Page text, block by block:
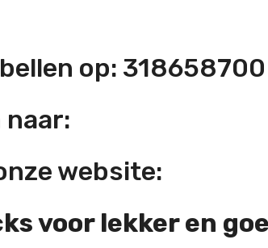
op: 318658700
naar:
website:
voor lekker en